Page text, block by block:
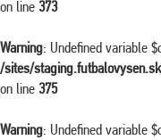
on line 373
Warning: Undefined variable
/sites/
on line 375
Warning: Undefined variable